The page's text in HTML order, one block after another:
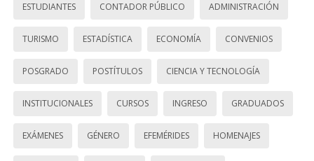
ESTUDIANTES CONTADOR PÚBLICO ADMINISTRACIÓN
TURISMO ESTADÍSTICA ECONOMÍA CONVENIOS
POSGRADO POSTÍTULOS CIENCIA Y TECNOLOGÍA
INSTITUCIONALES CURSOS INGRESO GRADUADOS
EXÁMENES GÉNERO EFEMÉRIDES HOMENAJES